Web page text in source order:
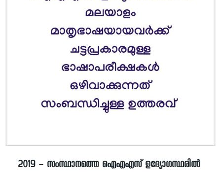
2019 – സംസ്ഥാനത്തെ ഐഎഎസ് ഉദ്യോഗസ്ഥരിൽ